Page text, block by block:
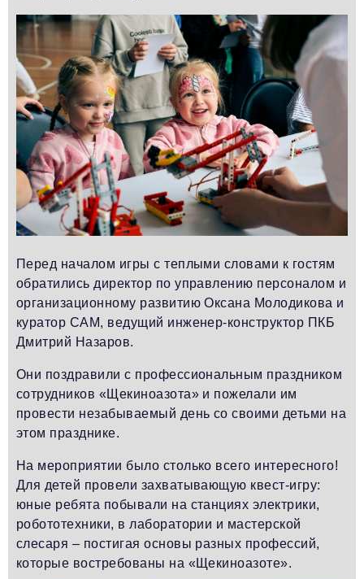
Перед началом игры с теплыми словами к гостям
обратились директор по управлению персоналом и
организационному развитию Оксана Молодикова и
куратор САМ, ведущий инженер-конструктор ПКБ
Дмитрий Назаров.
Они поздравили с профессиональным праздником
сотрудников «Щекиноазота» и пожелали им
провести незабываемый день со своими детьми на
этом празднике.
На мероприятии было столько всего интересного!
Для детей провели захватывающую квест-игру:
юные ребята побывали на станциях электрики,
робототехники, в лаборатории и мастерской
слесаря – постигая основы разных профессий,
которые востребованы на «Щекиноазоте».